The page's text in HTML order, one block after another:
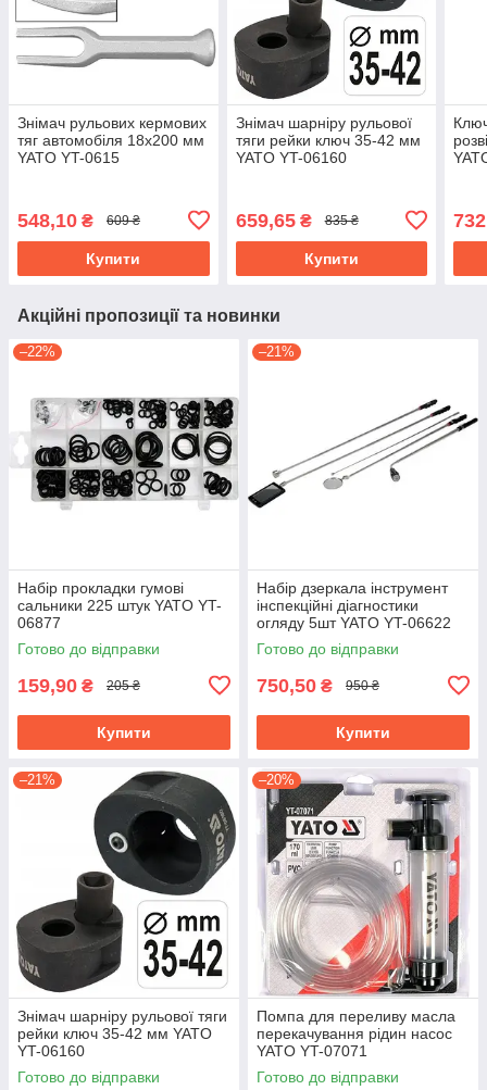
Знімач рульових кермових
тяг автомобіля 18х200 мм
YATO YT-0615
548,10 ₴ 609 ₴
Купити
Знімач шарніру рульової
тяги рейки ключ 35-42 мм
YATO YT-06160
659,65₴ 835 ₴
Купити
Акційні пропозиції та новинки
–22%
Набір прокладки гумові
сальники 225 штук YATO YT-
06877
Готово до відправки
159,90 ₴ 205 ₴
Купити
–21%
Набір дзеркала інструмент
інспекційні діагностики
огляду 5шт YATO YT-06622
Готово до відправки
750,50 ₴ 950 ₴
Купити
–21%
Знімач шарніру рульової тяги
рейки ключ 35-42 мм YATO
YT-06160
Готово до відправки
–20%
Помпа для переливу масла
перекачування рідин насос
YATO YT-07071
Готово до відправки